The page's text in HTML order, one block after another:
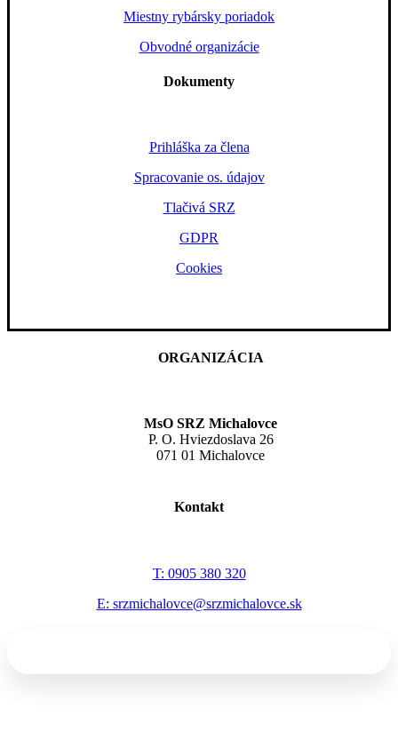
Miestny rybársky poriadok
Obvodné organizácie
Dokumenty
Prihláška za člena
Spracovanie os. údajov
Tlačivá SRZ
GDPR
Cookies
ORGANIZÁCIA
MsO SRZ Michalovce
P. O. Hviezdoslava 26
071 01 Michalovce
Kontakt
T: 0905 380 320
E: srzmichalovce@srzmichalovce.sk